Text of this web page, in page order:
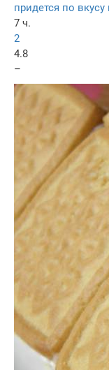
придется по
7 ч.
2
4.8
–